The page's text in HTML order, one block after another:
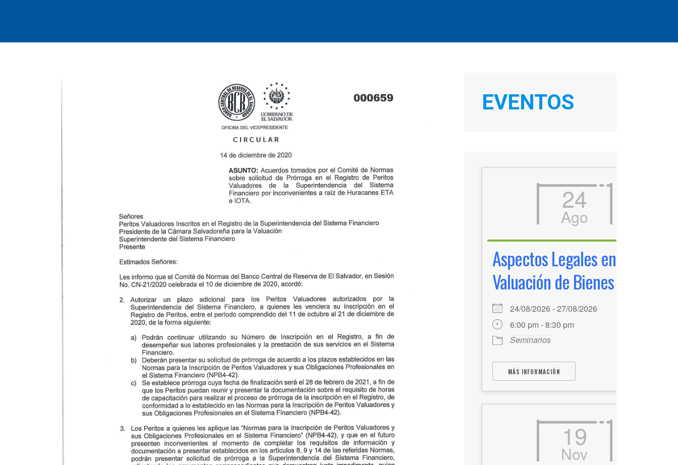
EVENTOS
24
Ago
Aspectos Legales en la
Valuación de Bienes
24/08/2026 - 27/08/2026
6:00 pm - 8:30 pm
Seminarios
MÁS INFORMACIÓN
19
Nov